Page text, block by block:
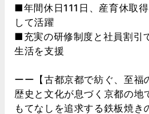
■年間休日111日、産育休取
して活躍
■充実の研修制度と社員割引
生活を支援
ーー【古都京都で紡ぐ、至福
歴史と文化が息づく京都の地
もてなしを追求する鉄板焼き